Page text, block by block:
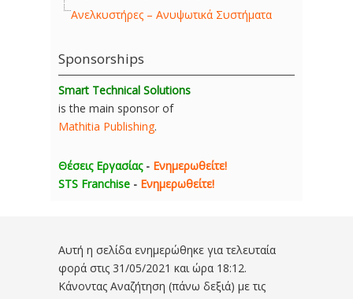
Ανελκυστήρες – Ανυψωτικά Συστήματα
Sponsorships
Smart Technical Solutions
is the main sponsor of
Mathitia Publishing.
Θέσεις Εργασίας - Ενημερωθείτε!
STS Franchise - Ενημερωθείτε!
Αυτή η σελίδα ενημερώθηκε για τελευταία
φορά στις 31/05/2021 και ώρα 18:12.
Κάνοντας Αναζήτηση (πάνω δεξιά) με τις